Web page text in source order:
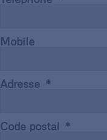
Mobile
Adresse
Code postal